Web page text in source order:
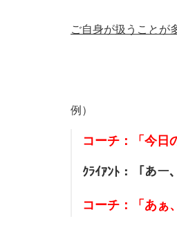
ご自身が扱うことが
例）
コーチ：「今日
ｸﾗｲｱﾝﾄ：「あ
コーチ：「あぁ